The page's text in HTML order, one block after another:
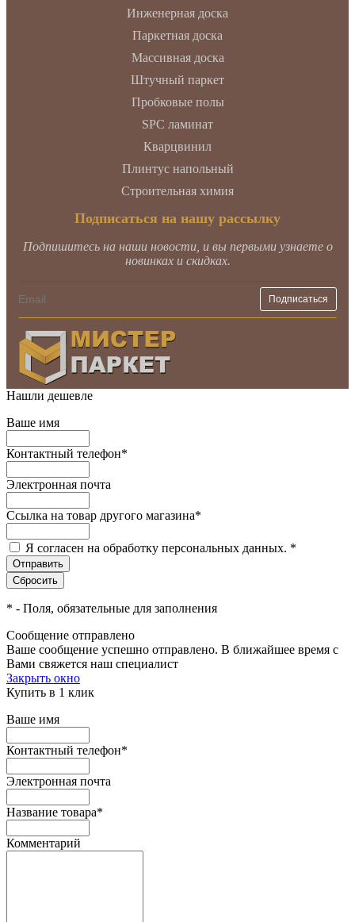
Инженерная доска
Паркетная доска
Массивная доска
Штучный паркет
Пробковые полы
SPC ламинат
Кварцвинил
Плинтус напольный
Строительная химия
Подписаться на нашу рассылку
Подпишитесь на наши новости, и вы первыми узнаете о
новинках и скидках.
Нашли дешевле
Ваше имя
Контактный телефон*
Электронная почта
Ссылка на товар другого магазина*
Я согласен на обработку персональных данных. *
* - Поля, обязательные для заполнения
Сообщение отправлено
Ваше сообщение успешно отправлено. В ближайшее время с
Вами свяжется наш специалист
Закрыть окно
Купить в 1 клик
Ваше имя
Контактный телефон*
Электронная почта
Название товара*
Комментарий